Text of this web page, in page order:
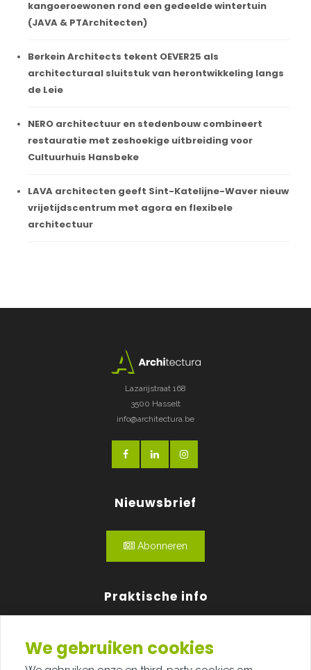
kangoeroewonen rond een gedeelde wintertuin
(JAVA & PTArchitecten)
Berkein Architects tekent OEVER25 als
architecturaal sluitstuk van herontwikkeling langs
de Leie
NERO architectuur en stedenbouw combineert
restauratie met zeshoekige uitbreiding voor
Cultuurhuis Hansbeke
LAVA architecten geeft Sint-Katelijne-Waver nieuw
vrijetijdscentrum met agora en flexibele
architectuur
Lazarijstraat 168
3500 Hasselt
info@architectura.be
Nieuwsbrief
Abonneren
Praktische info
Over ons
We gebruiken cookies